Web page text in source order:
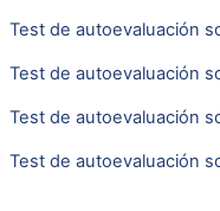
Test de autoevaluación
Test de autoevaluación
Test de autoevaluación
Test de autoevaluación